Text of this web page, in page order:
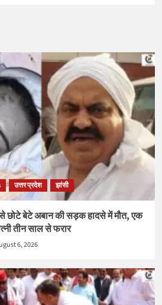
उत्तर प्रदेश झांसी
बेटे अबान की सड़क हादसे में मौत, एक
तीन साल से फरार
6, 2026